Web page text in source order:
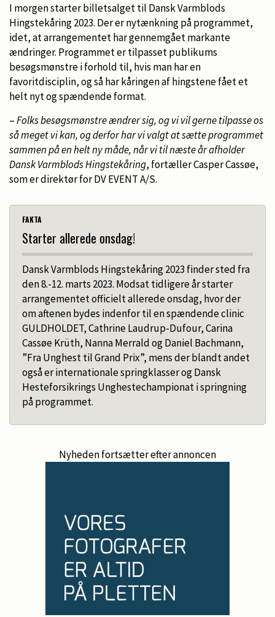
I morgen starter billetsalget til Dansk Varmblods
Hingstekåring 2023. Der er nytænkning på programmet,
idet, at arrangementet har gennemgået markante
ændringer. Programmet er tilpasset publikums
besøgsmønstre i forhold til, hvis man har en
favoritdisciplin, og så har kåringen af hingstene fået et
helt nyt og spændende format.
–Folks besøgsmønstre ændrer sig, og vi vil gerne tilpasse os
så meget vi kan, og derfor har vi valgt at sætte programmet
sammen på en helt ny måde, når vi til næste år afholder
Dansk Varmblods Hingstekåring, fortæller Casper Cassøe,
som er direktør for DV EVENT A/S.
FAKTA
Starter allerede onsdag!
Dansk Varmblods Hingstekåring 2023 finder sted fra
den 8.-12. marts 2023. Modsat tidligere år starter
arrangementet officielt allerede onsdag, hvor der
om aftenen bydes indenfor til en spændende clinic
GULDHOLDET, Cathrine Laudrup-Dufour, Carina
Cassøe Krüth, Nanna Merrald og Daniel Bachmann,
”Fra Unghest til Grand Prix”, mens der blandt andet
også er internationale springklasser og Dansk
Hesteforsikrings Unghestechampionat i springning
på programmet.
Nyheden fortsætter efter annoncen